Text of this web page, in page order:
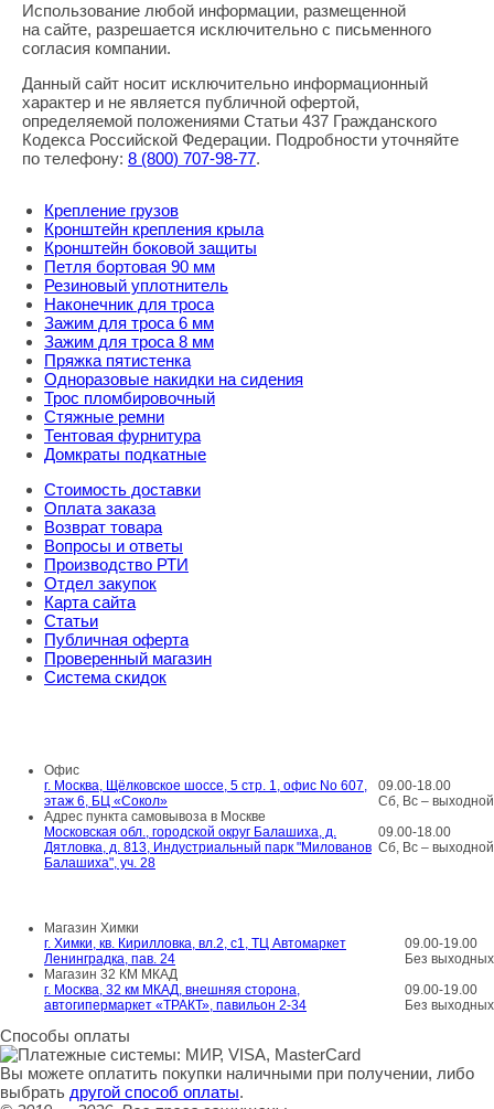
Правовая информация
Использование любой информации, размещенной
на сайте, разрешается исключительно с письменного
согласия компании.
Данный сайт носит исключительно информационный
характер и не является публичной офертой,
определяемой положениями Статьи 437 Гражданского
Кодекса Российской Федерации. Подробности уточняйте
по телефону: 8 (800) 707-98-77.
Крепление грузов
Кронштейн крепления крыла
Кронштейн боковой защиты
Петля бортовая 90 мм
Резиновый уплотнитель
Наконечник для троса
Зажим для троса 6 мм
Зажим для троса 8 мм
Пряжка пятистенка
Одноразовые накидки на сидения
Трос пломбировочный
Стяжные ремни
Тентовая фурнитура
Домкраты подкатные
Стоимость доставки
Оплата заказа
Возврат товара
Вопросы и ответы
Производство РТИ
Отдел закупок
Карта сайта
Статьи
Публичная оферта
Проверенный магазин
Система скидок
Офис
г. Москва, Щёлковское шоссе, 5 стр. 1, офис No 607,
этаж 6, БЦ «Сокол»
09.00-18.00
Сб, Вс – выходной
Адрес пункта самовывоза в Москве
Московская обл., городской округ Балашиха, д.
Дятловка, д. 813, Индустриальный парк "Милованов
Балашиха", уч. 28
09.00-18.00
Сб, Вс – выходной
Магазин Химки
г. Химки, кв. Кирилловка, вл.2, с1, ТЦ Автомаркет
Ленинградка, пав. 24
09.00-19.00
Без выходных
Магазин 32 КМ МКАД
г. Москва, 32 км МКАД, внешняя сторона,
автогипермаркет «ТРАКТ», павильон 2-34
09.00-19.00
Без выходных
Способы оплаты
Вы можете оплатить покупки наличными при получении, либо
выбрать другой способ оплаты.